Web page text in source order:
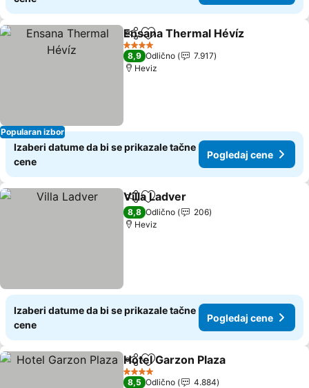
Popularan izbor
Deli Dodati u favorite
Ensana Thermal Hévíz
4 Zvezdice
8,9 Odlično
7.917
Heviz
Izaberi datume da bi se prikazale tačne
cene
Pogledaj cene
Deli Dodati u favorite
Villa Ladver
8,8 Odlično
206
Heviz
Izaberi datume da bi se prikazale tačne
cene
Pogledaj cene
Deli Dodati u favorite
Hotel Garzon Plaza
4 Zvezdice
8,5 Odlično
4.884